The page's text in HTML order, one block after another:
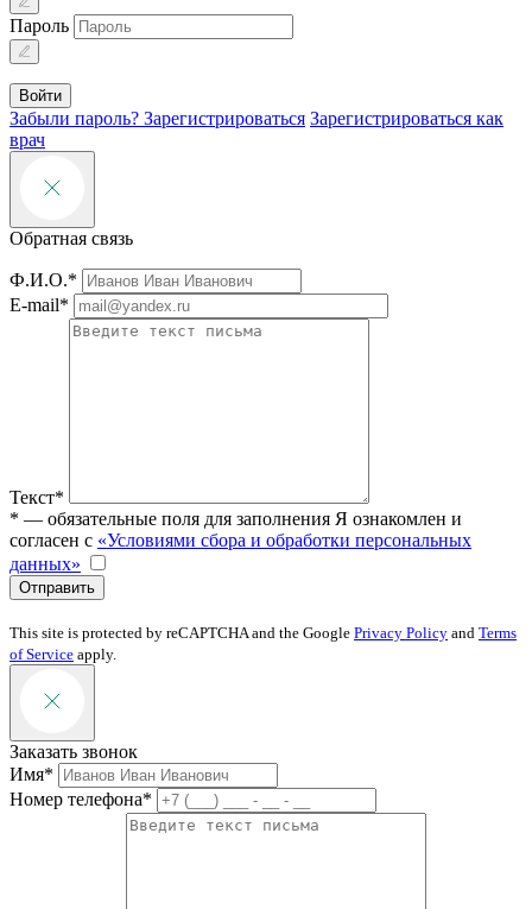
Пароль
Войти
Забыли пароль? Зарегистрироваться Зарегистрироваться как
врач
Обратная связь
Ф.И.О.*
E-mail*
Текст*
* — обязательные поля для заполнения Я ознакомлен и
согласен с «Условиями сбора и обработки персональных
данных»
Отправить
This site is protected by reCAPTCHA and the Google Privacy Policy and Terms
of Service apply.
Заказать звонок
Имя*
Номер телефона*